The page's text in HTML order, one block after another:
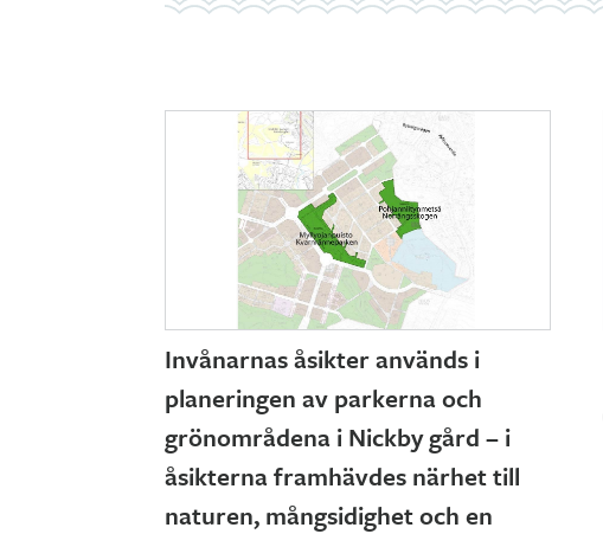
Invånarnas åsikter används i
planeringen av parkerna och
grönområdena i Nickby gård – i
åsikterna framhävdes närhet till
naturen, mångsidighet och en